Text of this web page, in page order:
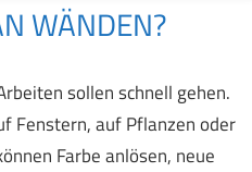
WÄNDEN?
sollen schnell gehen.
Fenstern, auf Pflanzen oder
Farbe anlösen, neue